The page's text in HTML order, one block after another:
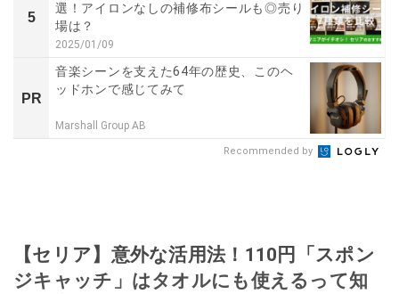
5
選！アイロンなしの補修布シールも◎売り
場は？
2025/01/09
PR
音楽シーンを支えた64年の歴史、このヘ
ッドホンで感じてみて
Marshall Group AB
Recommended by
【セリア】意外な活用法！110円「スポン
ジキャッチ」はタオルにも使えるって知